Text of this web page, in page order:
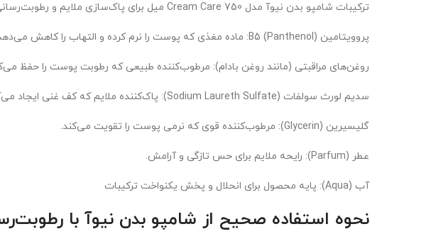
ترکیبات شامپو بدن نیوآ مدل Cream Care 750 میل برای پاک‌سازی ملایم و رطوبت‌رسانی طراحی شده‌اند. برخی از ترکیبات کلیدی و فواید علمی آن‌ها عبارتند از:
پروویتامین B5 (Panthenol): ماده مغذی که پوست را نرم کرده و التهاب را کاهش می‌دهد.
روغن‌های مراقبتی (مانند روغن بادام): مرطوب‌کننده طبیعی که رطوبت پوست را حفظ
سدیم لورث سولفات (Sodium Laureth Sulfate): پاک‌کننده ملایم که کف غنی ایجاد می‌کند بدون ایجاد خشکی.
گلیسیرین (Glycerin): مرطوب‌کننده قوی که نرمی پوست را تقویت می‌کند.
عطر (Parfum): رایحه ملایم برای حس تازگی و آرامش.
آب (Aqua): پایه محصول برای انحلال و پخش یکنواخت ترکیبات
نحوه استفاده صحیح از شامپو بدن نیوآ با رطوبت‌رسانی 24